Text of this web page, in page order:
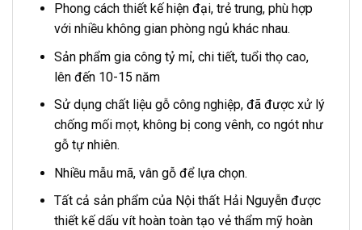
Phong cách thiết kế hiện đại, trẻ trung, phù hợp
với nhiều không gian phòng ngủ khác nhau.
Sản phẩm gia công tỷ mỉ, chi tiết, tuổi thọ cao,
lên đến 10-15 năm
Sử dụng chất liệu gỗ công nghiệp, đã được xử lý
chống mối mọt, không bị cong vênh, co ngót như
gỗ tự nhiên.
Nhiều mẫu mã, vân gỗ để lựa chọn.
Tất cả sản phẩm của Nội thất Hải Nguyễn được
thiết kế dấu vít hoàn toàn tạo vẻ thẩm mỹ hoàn